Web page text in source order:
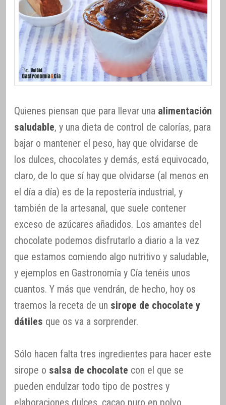
Quienes piensan que para llevar una alimentación
saludable, y una dieta de control de calorías, para
bajar o mantener el peso, hay que olvidarse de
los dulces, chocolates y demás, está equivocado,
claro, de lo que sí hay que olvidarse (al menos en
el día a día) es de la repostería industrial, y
también de la artesanal, que suele contener
exceso de azúcares añadidos. Los amantes del
chocolate podemos disfrutarlo a diario a la vez
que estamos comiendo algo nutritivo y saludable,
y ejemplos en Gastronomía y Cía tenéis unos
cuantos. Y más que vendrán, de hecho, hoy os
traemos la receta de un sirope de chocolate y
dátiles que os va a sorprender.
Sólo hacen falta tres ingredientes para hacer este
sirope o salsa de chocolate con el que se
pueden endulzar todo tipo de postres y
elaboraciones dulces, cacao puro en polvo,